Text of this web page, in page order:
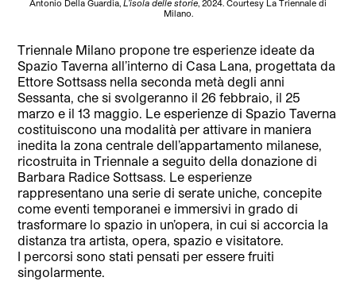
Antonio Della Guardia, L’isola delle storie, 2024. Courtesy La Triennale di
Milano.
Triennale Milano propone tre esperienze ideate da
Spazio Taverna all’interno di Casa Lana, progettata da
Ettore Sottsass nella seconda metà degli anni
Sessanta, che si svolgeranno il 26 febbraio, il 25
marzo e il 13 maggio. Le esperienze di Spazio Taverna
costituiscono una modalità per attivare in maniera
inedita la zona centrale dell’appartamento milanese,
ricostruita in Triennale a seguito della donazione di
Barbara Radice Sottsass. Le esperienze
rappresentano una serie di serate uniche, concepite
come eventi temporanei e immersivi in grado di
trasformare lo spazio in un’opera, in cui si accorcia la
distanza tra artista, opera, spazio e visitatore.
I percorsi sono stati pensati per essere fruiti
singolarmente.